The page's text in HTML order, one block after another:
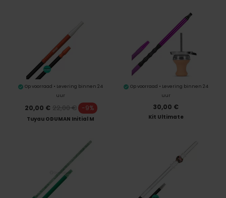
Op voorraad • Levering binnen 24
uur
20,00 € 22,00 € -9%
Tuyau ODUMAN Initial M
Op voorraad • Levering binnen 24
uur
30,00 €
Kit Ultimate